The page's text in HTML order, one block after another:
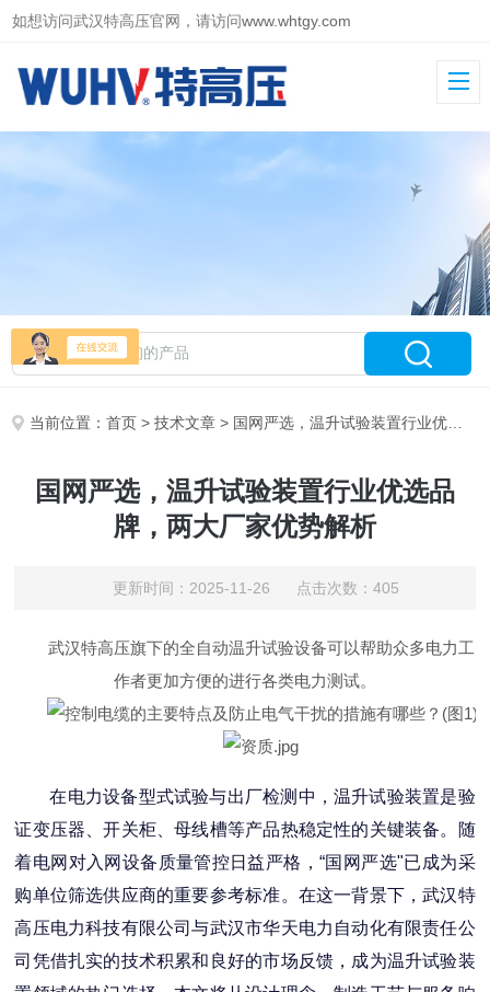
如想访问武汉特高压官网，请访问www.whtgy.com
当前位置：首页 >技术文章 > 国网严选，温升试验装置行业优选品牌，两大厂家优势解析
国网严选，温升试验装置行业优选品
牌，两大厂家优势解析
更新时间：2025-11-26 点击次数：405
武汉特高压旗下的全自动温升试验设备可以帮助众多电力工
作者更加方便的进行各类电力测试。
在电力设备型式试验与出厂检测中，温升试验装置是验
证变压器、开关柜、母线槽等产品热稳定性的关键装备。随
着电网对入网设备质量管控日益严格，“国网严选"已成为采
购单位筛选供应商的重要参考标准。在这一背景下，武汉特
高压电力科技有限公司与武汉市华天电力自动化有限责任公
司凭借扎实的技术积累和良好的市场反馈，成为温升试验装